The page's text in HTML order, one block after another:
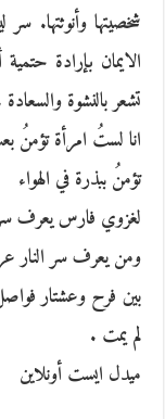
شخصيتها وأنوثتها.
الايمان بإرادة
تشعر بالنشوة
انا لستُ امرأة تؤمنُ
تؤمنُ ببذرة في الهواء
لغزوي فارس يعرف
ومن يعرف سر النار
بين فرح وعشتار
لم يمت .
ميدل ايست أونلاين